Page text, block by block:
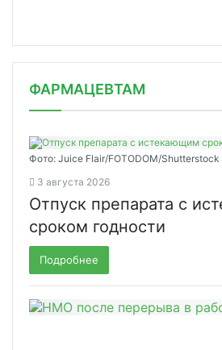
ФАРМАЦЕВТАМ
Фото: Juice Flair/FOTODOM/Shutterstoсk
3 августа 2026
Отпуск препарата с
сроком годности
Подробнее